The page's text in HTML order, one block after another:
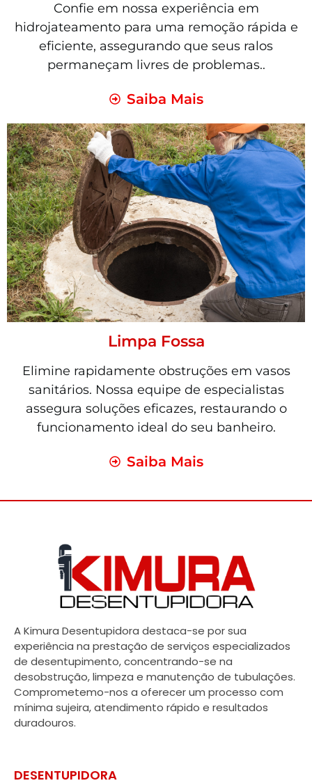
Confie em nossa experiência em
hidrojateamento para uma remoção rápida e
eficiente, assegurando que seus ralos
permaneçam livres de problemas..
Saiba Mais
Limpa Fossa
Elimine rapidamente obstruções em vasos
sanitários. Nossa equipe de especialistas
assegura soluções eficazes, restaurando o
funcionamento ideal do seu banheiro.
Saiba Mais
A Kimura Desentupidora destaca-se por sua
experiência na prestação de serviços especializados
de desentupimento, concentrando-se na
desobstrução, limpeza e manutenção de tubulações.
Comprometemo-nos a oferecer um processo com
mínima sujeira, atendimento rápido e resultados
duradouros.
DESENTUPIDORA